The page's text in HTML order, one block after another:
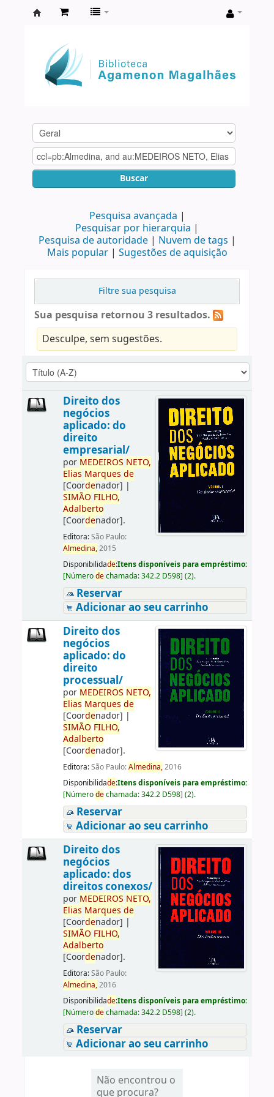
Agamenon
Magalhães
Buscar
Pesquisa avançada
Pesquisar por hierarquia
Pesquisa de autoridade
Nuvem de tags
Mais popular
Sugestões de aquisição
Filtre sua pesquisa
Sua pesquisa retornou 3 resultados.
Desculpe, sem sugestões.
Direito dos
negócios
aplicado: do
direito
empresarial/
por MEDEIROS NETO,
Elias Marques de
[Coordenador] |
SIMÃO FILHO,
Adalberto
[Coordenador].
Editora:São Paulo:
Almedina,2015
Disponibilidade:Itens disponíveis para empréstimo:
[Númerodechamada:342.2 D598] (2).
Reservar
Adicionar ao seu carrinho
Direito dos
negócios
aplicado: do
direito
processual/
por MEDEIROS NETO,
Elias Marques de
[Coordenador] |
SIMÃO FILHO,
Adalberto
[Coordenador].
Editora:São Paulo:Almedina,2016
Disponibilidade:Itens disponíveis para empréstimo:
[Númerodechamada:342.2 D598] (2).
Reservar
Adicionar ao seu carrinho
Direito dos
negócios
aplicado: dos
direitos conexos/
por MEDEIROS NETO,
Elias Marques de
[Coordenador] |
SIMÃO FILHO,
Adalberto
[Coordenador].
Editora:São Paulo:
Almedina,2016
Disponibilidade:Itens disponíveis para empréstimo:
[Númerodechamada:342.2 D598] (2).
Reservar
Adicionar ao seu carrinho
Não encontrou o
que procura?